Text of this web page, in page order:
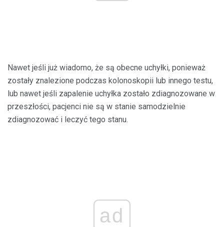
Nawet jeśli już wiadomo, że są obecne uchyłki, ponieważ
zostały znalezione podczas kolonoskopii lub innego testu,
lub nawet jeśli zapalenie uchyłka zostało zdiagnozowane w
przeszłości, pacjenci nie są w stanie samodzielnie
zdiagnozować i leczyć tego stanu.
ad